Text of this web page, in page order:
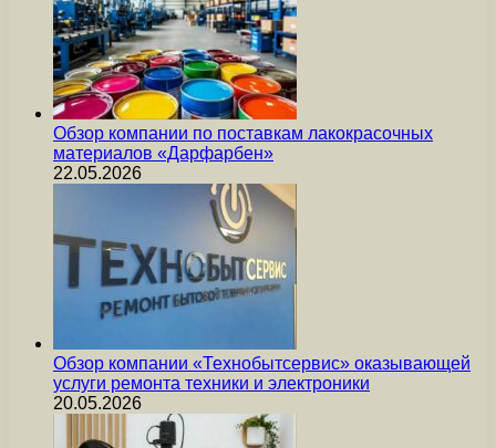
Обзор компании по поставкам лакокрасочных
материалов «Дарфарбен»
22.05.2026
Обзор компании «Технобытсервис» оказывающей
услуги ремонта техники и электроники
20.05.2026